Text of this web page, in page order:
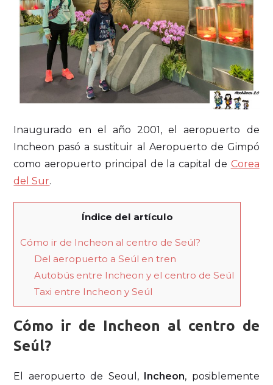
Inaugurado en el año 2001, el aeropuerto de
Incheon pasó a sustituir al Aeropuerto de Gimpó
como aeropuerto principal de la capital de Corea
del Sur.
Índice del artículo
Cómo ir de Incheon al centro de Seúl?
Del aeropuerto a Seúl en tren
Autobús entre Incheon y el centro de Seúl
Taxi entre Incheon y Seúl
Cómo ir de Incheon al centro de
Seúl?
El aeropuerto de Seoul, Incheon, posiblemente